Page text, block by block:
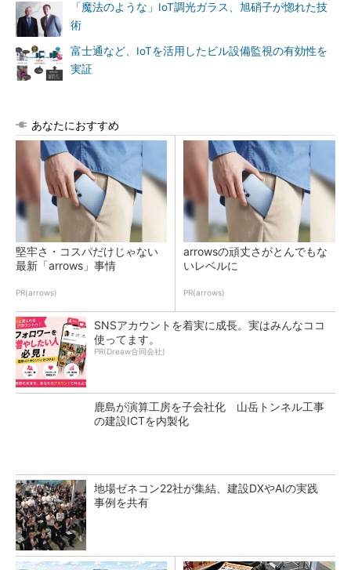
「魔法のような」IoT調光ガラス、旭硝子が惚れた技
術
富士通など、IoTを活用したビル設備監視の有効性を
実証
あなたにおすすめ
堅牢さ・コスパだけじゃない
最新「arrows」事情
PR(arrows)
arrowsの頑丈さがとんでもな
いレベルに
PR(arrows)
SNSアカウントを着実に成長。実はみんなココ
使ってます。
PR(Dreaw合同会社)
鹿島が演算工房を子会社化 山岳トンネル工事
の建設ICTを内製化
地場ゼネコン22社が集結、建設DXやAIの実践
事例を共有